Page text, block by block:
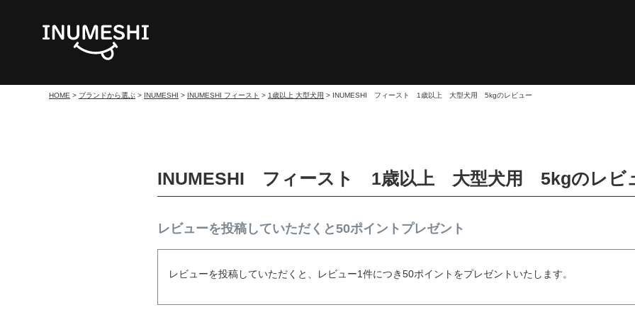
HOME ブランドから選ぶ INUMESHI INUMESHI フィースト 1歳以上 大型犬用 INUMESHI フィースト 1歳以上 大型犬用 5kgのレビュー
INUMESHI フィースト 1歳以上 大型犬用 5kgのレビ
レビューを投稿していただくと50ポイントプレゼント
レビューを投稿していただくと、レビュー1件につき50ポイントをプレゼントいたします。